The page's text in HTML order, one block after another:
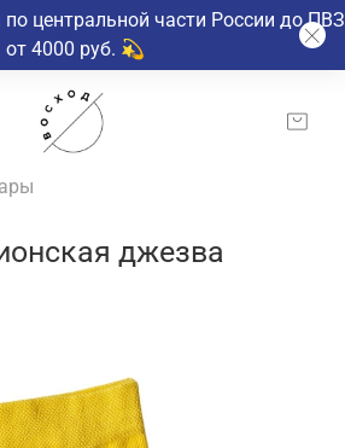
центральной части России до ПВЗ
от 4000 руб. 💫
джезва